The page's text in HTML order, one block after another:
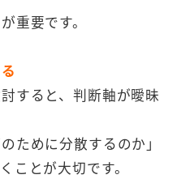
重要です。
すると、判断軸が曖昧
ために分散するのか」
ことが大切です。